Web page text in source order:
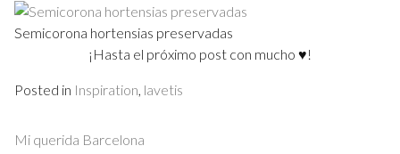
Semicorona hortensias preservadas
¡Hasta el próximo post con mucho ♥!
Posted in Inspiration, lavetis
Navegación
Mi querida Barcelona